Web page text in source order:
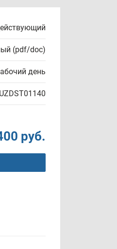
(pdf/doc)
день
UZDST01140
руб.